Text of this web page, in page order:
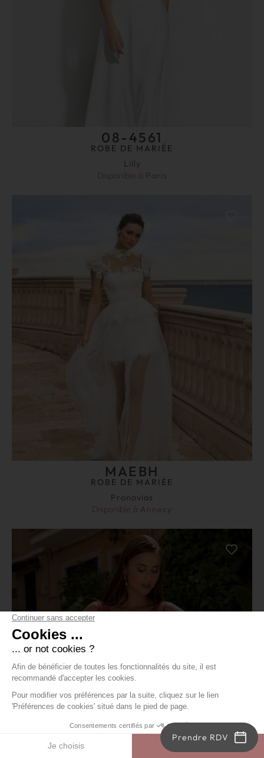
Prendre RDV
08-4561
ROBE DE MARIÉE
Lilly
Disponible à Paris
MAEBH
ROBE DE MARIÉE
Pronovias
Disponible à Annecy